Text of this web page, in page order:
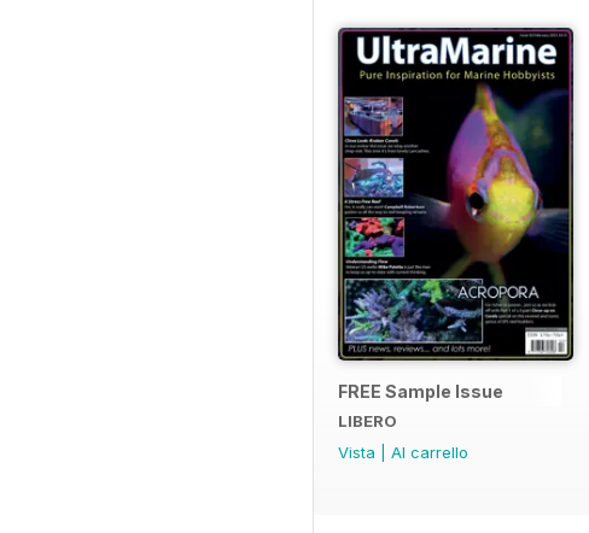
FREE Sample Issue
LIBERO
Vista
Al carrello